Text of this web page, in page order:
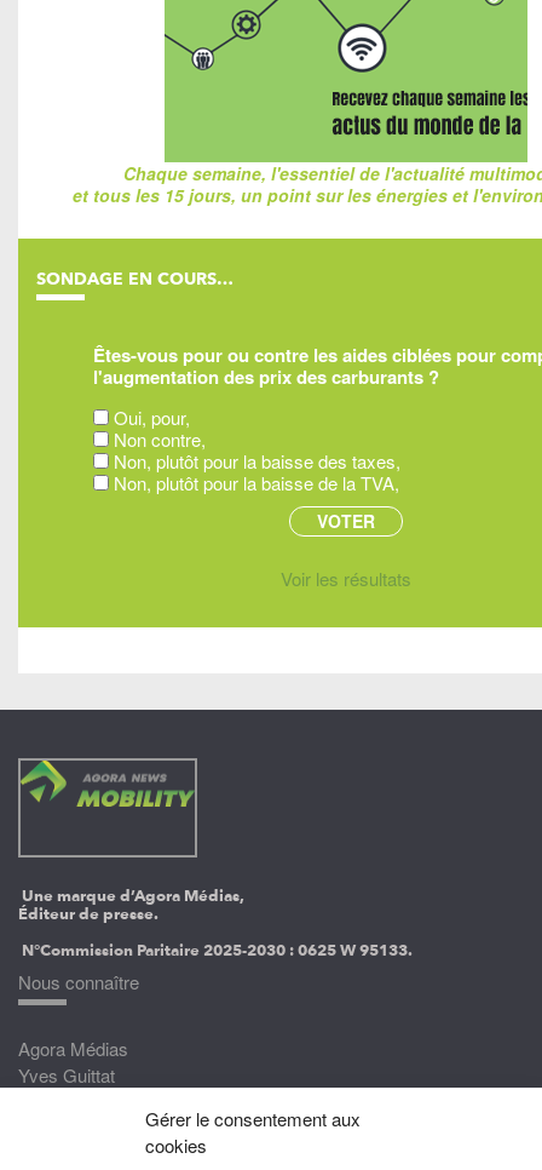
Gérer le consentement aux
cookies
Chaque semaine, l'essentiel de l'actualité
et tous les 15 jours, un point sur les énergies et
SONDAGE EN COURS…
Êtes-vous pour ou contre les aides ciblées pour
l'augmentation des prix des carburants ?
Oui, pour,
Non contre,
Non, plutôt pour la baisse des taxes,
Non, plutôt pour la baisse de la TVA,
Voir les résultats
Une marque d’Agora Médias,
Éditeur de presse.
N°Commission Paritaire 2025-2030 :0625 W 95133.
Nous connaître
Agora Médias
Yves Guittat